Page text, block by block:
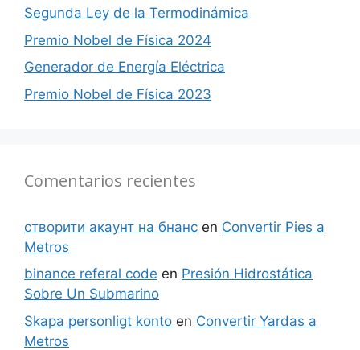
Segunda Ley de la Termodinámica
Premio Nobel de Física 2024
Generador de Energía Eléctrica
Premio Nobel de Física 2023
Comentarios recientes
створити акаунт на бнанс en Convertir Pies a
Metros
binance referal code en Presión Hidrostática
Sobre Un Submarino
Skapa personligt konto en Convertir Yardas a
Metros